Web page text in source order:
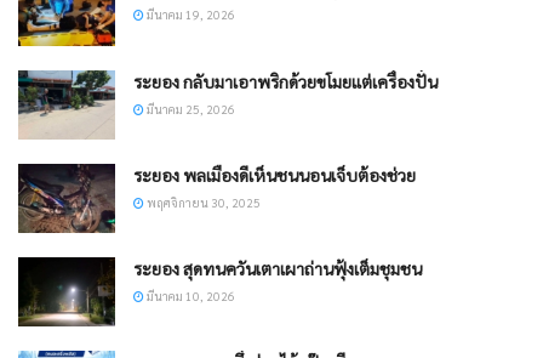
มีนาคม 19, 2026
​ระยอง กลับมาเอาพริกด้วยขโมยแต่เครื่องปั่น
มีนาคม 25, 2026
ระยอง พลเมืองดีเห็นชนนอนเจ็บต้องช่วย
พฤศจิกายน 30, 2025
ระยอง สุดทนควันเตาเผาถ่านฟุ้งเต็มชุมชน
มีนาคม 10, 2026